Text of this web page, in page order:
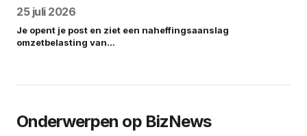
25 juli 2026
Je opent je post en ziet een naheffingsaanslag
omzetbelasting van…
Onderwerpen op BizNews